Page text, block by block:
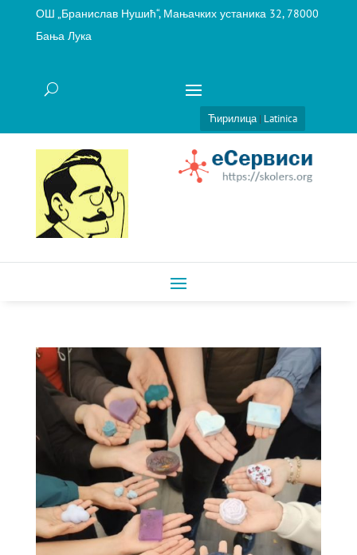
ОШ „Бранислав Нушић“, Мањачких устаника 32, 78000
Бања Лука
Ћирилица| Latinica